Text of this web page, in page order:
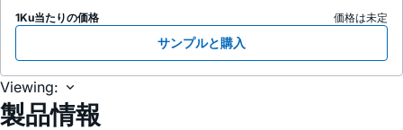
1Ku当たりの価格
価格は未定
サンプルと購入
Viewing:
製品情報